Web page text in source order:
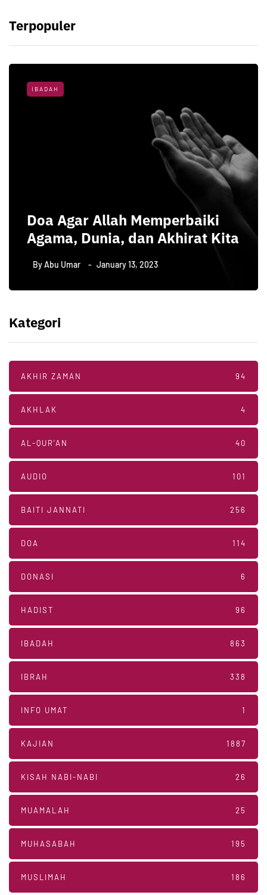
Terpopuler
IBADAH
Doa Agar Allah Memperbaiki
Agama, Dunia, dan Akhirat Kita
ByAbu Umar January 13, 2023
Kategori
AKHIR ZAMAN 94
AKHLAK 4
AL-QUR'AN 40
AUDIO 101
BAITI JANNATI 256
DOA 114
DONASI 6
HADIST 96
IBADAH 863
IBRAH 338
INFO UMAT 1
KAJIAN 1887
KISAH NABI-NABI 26
MUAMALAH 25
MUHASABAH 195
MUSLIMAH 186